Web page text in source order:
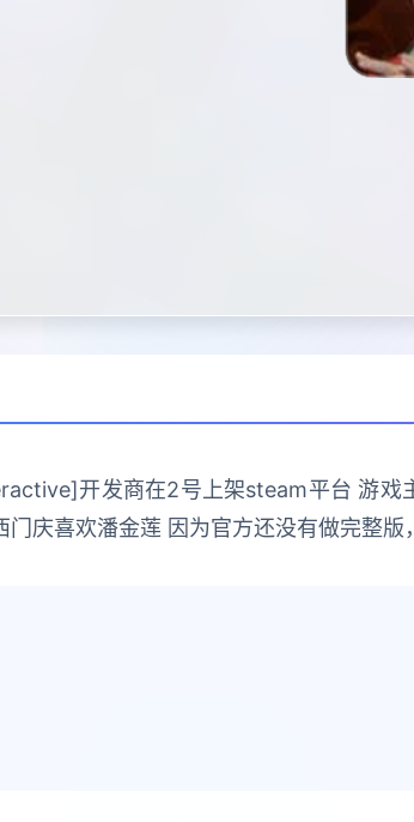
开发商在2号上架steam平台 游戏
庆喜欢潘金莲 因为官方还没有做完整